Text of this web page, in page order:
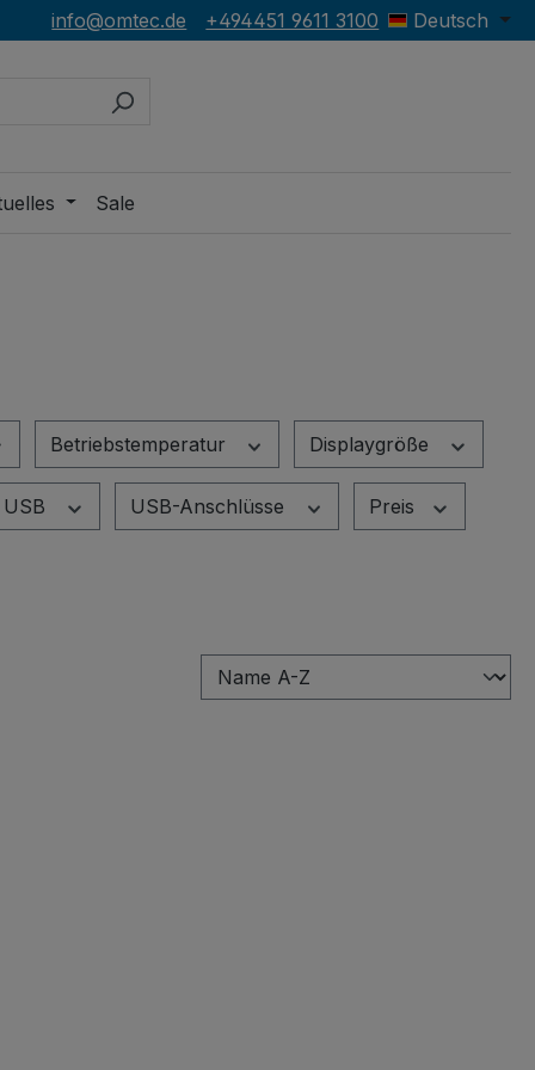
info@omtec.de +494451 9611 3100 Deutsch
Sale
Betriebstemperatur Displaygröße
USB USB-Anschlüsse Preis